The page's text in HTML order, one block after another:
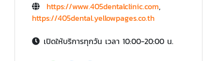
https://www.405dentalclinic.com,
https://405dental.yellowpages.co.th
เปิดให้บริการทุกวัน เวลา 10:00-20:00 น.